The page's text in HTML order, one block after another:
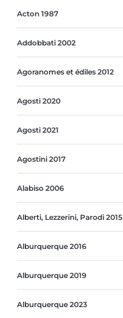
Acton 1987
Addobbati 2002
Agoranomes et édiles 2012
Agosti 2020
Agosti 2021
Agostini 2017
Alabiso 2006
Alberti, Lezzerini, Parodi 2015
Alburquerque 2016
Alburquerque 2019
Alburquerque 2023